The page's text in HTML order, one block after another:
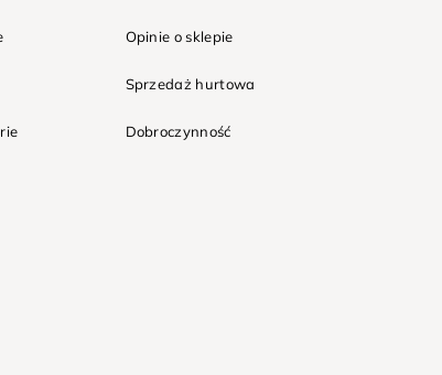
Opinie o sklepie
Sprzedaż hurtowa
Dobroczynność